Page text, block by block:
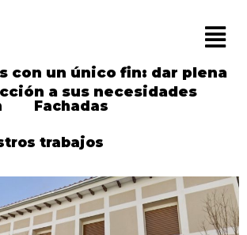
con un único fin: dar plena
a sus necesidades
Fachadas
trabajos